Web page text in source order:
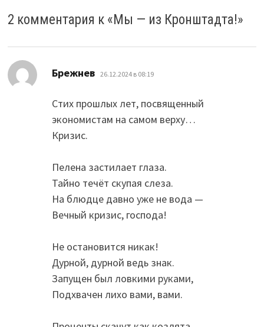
2 комментария к «Мы — из Кронштадта!»
Брежнев: 26.12.2024 в 08:19
Стих прошлых лет, посвященный
экономистам на самом верху…
Кризис.
Пелена застилает глаза.
Тайно течёт скупая слеза.
На блюдце давно уже не вода —
Вечный кризис, господа!
Не остановится никак!
Дурной, дурной ведь знак.
Запущен был ловкими руками,
Подхвачен лихо вами, вами.